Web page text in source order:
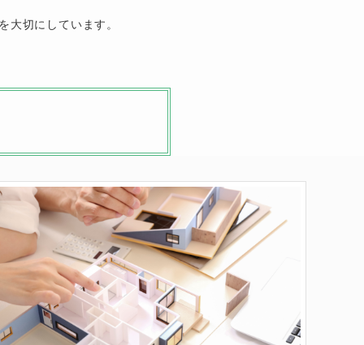
大切にしています。